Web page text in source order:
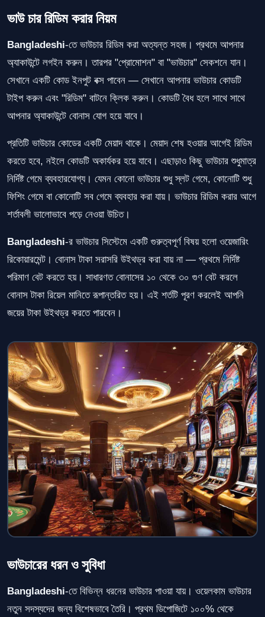
ভাউ চার রিডিম করার নিয়ম
Bangladeshi-তে ভাউচার রিডিম করা অত্যন্ত সহজ। প্রথমে আপনার
অ্যাকাউন্টে লগইন করুন। তারপর "প্রোমোশন" বা "ভাউচার" সেকশনে যান।
সেখানে একটি কোড ইনপুট বক্স পাবেন — সেখানে আপনার ভাউচার কোডটি
টাইপ করুন এবং "রিডিম" বাটনে ক্লিক করুন। কোডটি বৈধ হলে সাথে সাথে
আপনার অ্যাকাউন্টে বোনাস যোগ হয়ে যাবে।
প্রতিটি ভাউচার কোডের একটি মেয়াদ থাকে। মেয়াদ শেষ হওয়ার আগেই রিডিম
করতে হবে, নইলে কোডটি অকার্যকর হয়ে যাবে। এছাড়াও কিছু ভাউচার শুধুমাত্র
নির্দিষ্ট গেমে ব্যবহারযোগ্য। যেমন কোনো ভাউচার শুধু স্লট গেমে, কোনোটি শুধু
ফিশিং গেমে বা কোনোটি সব গেমে ব্যবহার করা যায়। ভাউচার রিডিম করার আগে
শর্তাবলী ভালোভাবে পড়ে নেওয়া উচিত।
Bangladeshi-র ভাউচার সিস্টেমে একটি গুরুত্বপূর্ণ বিষয় হলো ওয়েজারিং
রিকোয়ারমেন্ট। বোনাস টাকা সরাসরি উইথড্র করা যায় না — প্রথমে নির্দিষ্ট
পরিমাণ বেট করতে হয়। সাধারণত বোনাসের ১০ থেকে ৩০ গুণ বেট করলে
বোনাস টাকা রিয়েল মানিতে রূপান্তরিত হয়। এই শর্তটি পূরণ করলেই আপনি
জয়ের টাকা উইথড্র করতে পারবেন।
ভাউচারের ধরন ও সুবিধা
Bangladeshi-তে বিভিন্ন ধরনের ভাউচার পাওয়া যায়। ওয়েলকাম ভাউচার
নতুন সদস্যদের জন্য বিশেষভাবে তৈরি। প্রথম ডিপোজিটে ১০০% থেকে